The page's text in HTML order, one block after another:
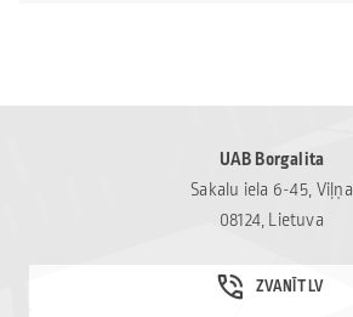
UAB Borgalita
Sakalu iela 6-45, Viļņa
08124, Lietuva